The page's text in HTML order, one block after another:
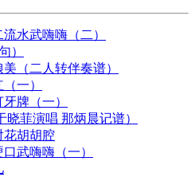
水武嗨嗨（二）
）
（二人转伴奏谱）
一）
牌（一）
菲演唱 那炳晨记谱）
花胡胡腔
武嗨嗨（一）